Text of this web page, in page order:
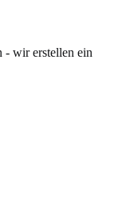
- wir erstellen ein